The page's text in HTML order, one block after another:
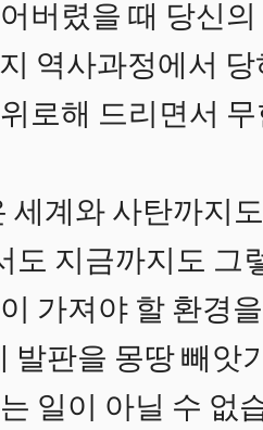
버렸을 때 당신
역사과정에서
로해 드리면서
계와 사탄까지
지금까지도 그
가져야 할 환경
발판을 몽땅 빼앗
일이 아닐 수 없